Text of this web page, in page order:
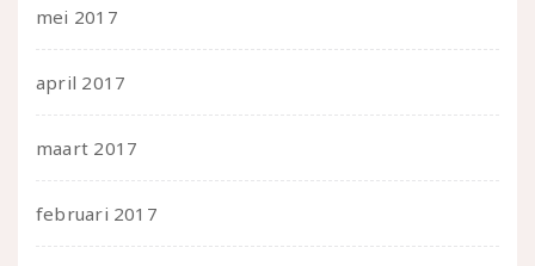
mei 2017
april 2017
maart 2017
februari 2017